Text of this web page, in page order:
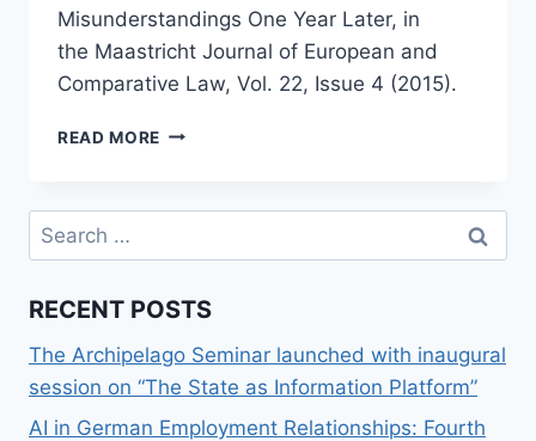
Misunderstandings One Year Later, in
the Maastricht Journal of European and
Comparative Law, Vol. 22, Issue 4 (2015).
READ MORE NEW
SPAIN:
CRITIQUES
MISUNDERSTANDINGS
YEAR
LATER
Search
for:
RECENT POSTS
The Archipelago Seminar launched with inaugural
session on “The State as Information Platform”
AI in German Employment Relationships: Fourth